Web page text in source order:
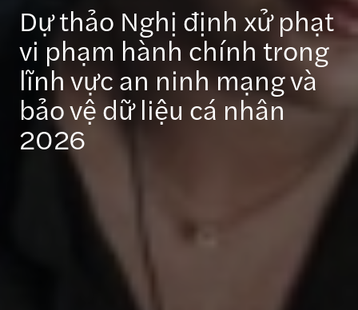
Dự thảo Nghị định xử phạt
vi phạm hành chính trong
lĩnh vực an ninh mạng và
bảo vệ dữ liệu cá nhân
2026